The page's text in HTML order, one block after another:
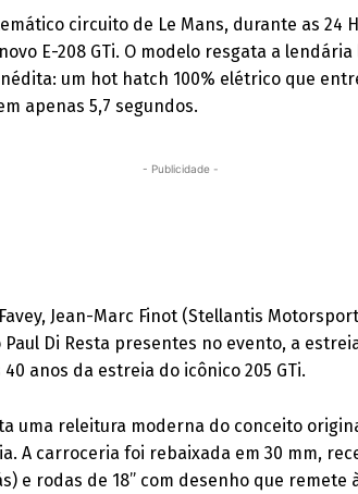
circuito de Le Mans, durante as 24
E-208 GTi. O modelo resgata a
um hot hatch 100% elétrico que
apenas 5,7 segundos.
- Publicidade -
Jean-Marc Finot (Stellantis
Di Resta presentes no evento, a
anos da estreia do icônico 205 GTi.
uma releitura moderna do conceito
A carroceria foi rebaixada em 30 mm,
e rodas de 18” com desenho que remete